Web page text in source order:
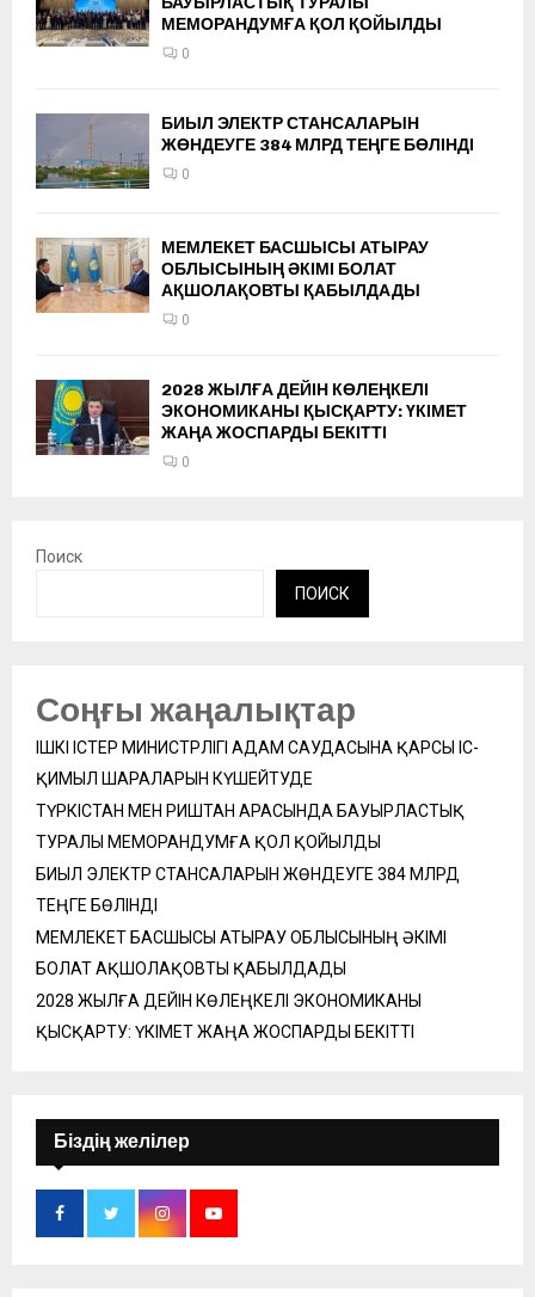
МЕМОРАНДУМҒА ҚОЛ ҚОЙЫЛДЫ
0
БИЫЛ ЭЛЕКТР СТАНСАЛАРЫН
ЖӨНДЕУГЕ 384 МЛРД ТЕҢГЕ БӨЛІНДІ
0
МЕМЛЕКЕТ БАСШЫСЫ АТЫРАУ
ОБЛЫСЫНЫҢ ӘКІМІ БОЛАТ
АҚШОЛАҚОВТЫ ҚАБЫЛДАДЫ
0
2028 ЖЫЛҒА ДЕЙІН КӨЛЕҢКЕЛІ
ЭКОНОМИКАНЫ ҚЫСҚАРТУ: ҮКІМЕТ
ЖАҢА ЖОСПАРДЫ БЕКІТТІ
0
Поиск
ПОИСК
Соңғы жаңалықтар
ІШКІ ІСТЕР МИНИСТРЛІГІ АДАМ САУДАСЫНА ҚАРСЫ ІС-
ҚИМЫЛ ШАРАЛАРЫН КҮШЕЙТУДЕ
ТҮРКІСТАН МЕН РИШТАН АРАСЫНДА БАУЫРЛАСТЫҚ
ТУРАЛЫ МЕМОРАНДУМҒА ҚОЛ ҚОЙЫЛДЫ
БИЫЛ ЭЛЕКТР СТАНСАЛАРЫН ЖӨНДЕУГЕ 384 МЛРД
ТЕҢГЕ БӨЛІНДІ
МЕМЛЕКЕТ БАСШЫСЫ АТЫРАУ ОБЛЫСЫНЫҢ ӘКІМІ
БОЛАТ АҚШОЛАҚОВТЫ ҚАБЫЛДАДЫ
2028 ЖЫЛҒА ДЕЙІН КӨЛЕҢКЕЛІ ЭКОНОМИКАНЫ
ҚЫСҚАРТУ: ҮКІМЕТ ЖАҢА ЖОСПАРДЫ БЕКІТТІ
Біздің желілер